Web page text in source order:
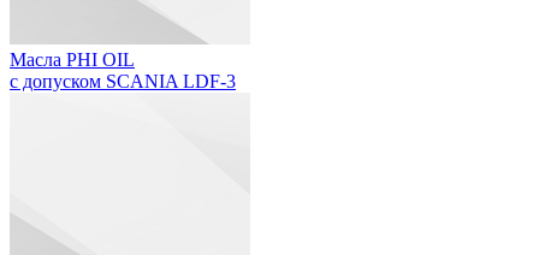
Масла PHI OIL
с допуском SCANIA LDF-3